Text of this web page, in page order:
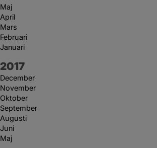
Maj
April
Mars
Februari
Januari
År:
2017
December
November
Oktober
September
Augusti
Juni
Maj